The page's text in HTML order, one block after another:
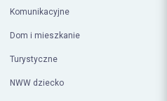
Komunikacyjne
Dom i mieszkanie
Turystyczne
NWW dziecko